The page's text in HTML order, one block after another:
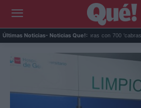
Últimas Noticias- Noticias Que!:
eliminó 140.000 cabras con 700 'cabras e...